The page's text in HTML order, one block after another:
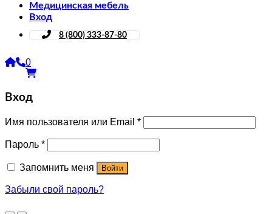
Медицинская мебель
Вход
8 (800) 333-87-80
0
Вход
Имя пользователя или Email *
Пароль *
Запомнить меня Войти
Забыли свой пароль?